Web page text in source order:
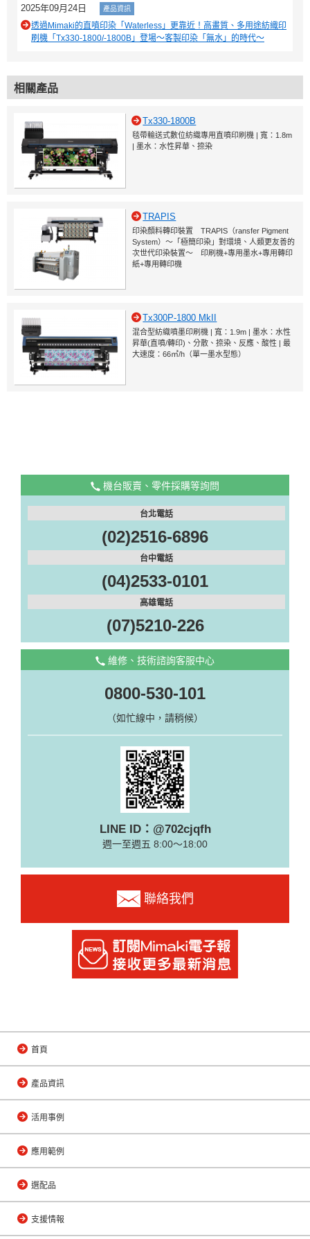
2025年09月24日 產品資訊
透過Mimaki的直噴印染「Waterless」更靠近！高畫質、多用途紡織印
刷機「Tx330-1800/-1800B」登場～客製印染「無水」的時代～
相關產品
Tx330-1800B
毯帶輸送式數位紡織專用直噴印刷機 | 寬：1.8m
| 墨水：水性昇華、捺染
TRAPIS
印染顏料轉印裝置 TRAPIS（ransfer Pigment
System）～「極簡印染」對環境、人類更友善的
次世代印染裝置～ 印刷機+專用墨水+專用轉印
紙+專用轉印機
Tx300P-1800 MkII
混合型紡織噴墨印刷機 | 寬：1.9m | 墨水：水性
昇華(直噴/轉印)、分散、捺染、反應、酸性 | 最
大速度：66㎡/h（單一墨水型態）
機台販賣、零件採購等詢問
台北電話
(02)2516-6896
台中電話
(04)2533-0101
高雄電話
(07)5210-226
維修、技術諮詢客服中心
0800-530-101
（如忙線中，請稍候）
LINE ID：@702cjqfh
週一至週五 8:00～18:00
聯絡我們
首頁
產品資訊
活用事例
應用範例
選配品
支援情報